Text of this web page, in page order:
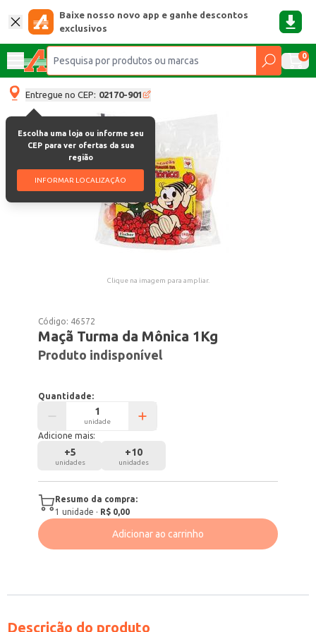
Baixe nosso novo app e ganhe descontos
exclusivos
0
Entregue no CEP: 02170-901
Escolha uma loja ou informe seu
CEP para ver ofertas da sua
região
INFORMAR LOCALIZAÇÃO
Clique na imagem para ampliar.
Código: 46572
Maçã Turma da Mônica 1Kg
Produto indisponível
Quantidade:
unidade
Adicione mais:
+5
unidades
+10
unidades
Resumo da compra:
1 unidade · R$ 0,00
Adicionar ao carrinho
Descrição do produto